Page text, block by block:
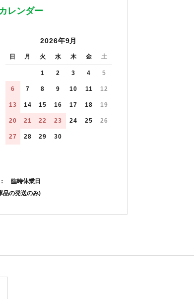
レンダー
2026年9月
日 月 火 水 木 金 土
1 2 3 4 5
6 7 8 9 10 11 12
13 14 15 16 17 18 19
20 21 22 23 24 25 26
27 28 29 30
臨時休業日
品の発送のみ)